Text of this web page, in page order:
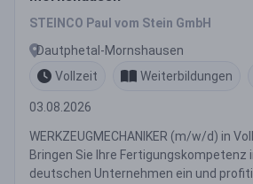
STEINCO Paul vom Stein GmbH
Dautphetal-Mornshausen
Vollzeit
Weiterbildungen
03.08.2026
WERKZEUGMECHANIKER (m/w/d) in
Bringen Sie Ihre Fertigungskompetenz
deutschen Unternehmen ein und